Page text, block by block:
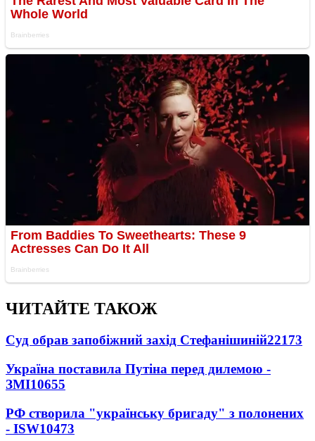
ЧИТАЙТЕ ТАКОЖ
Суд обрав запобіжний захід Стефанішиній22173
Україна поставила Путіна перед дилемою -
ЗМІ10655
РФ створила "українську бригаду" з полонених
- ISW10473